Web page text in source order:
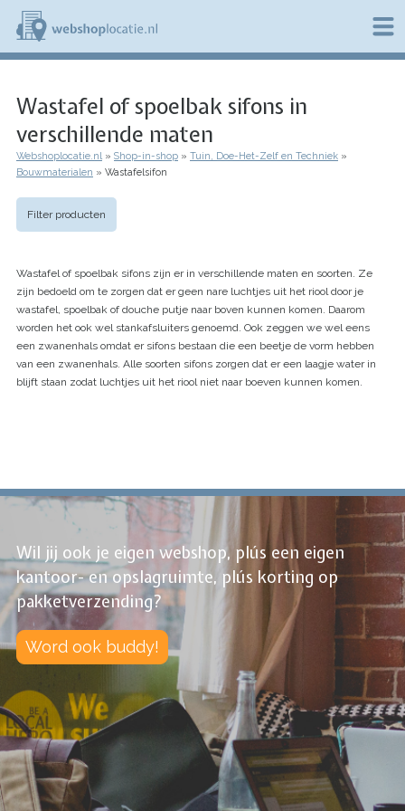
Overslaan
naar
de
b
s
h
p
l
o
a
e
.
n
l
Wastafel of spoelbak sifons in
verschillende maten
Kruimelpad
Webshoplocatie.nl Shop-in-shop
Tuin, Doe-Het-Zelf en Techniek
Bouwmaterialen
Wastafelsifon
Filter producten
Wastafel of spoelbak sifons zijn er in verschillende maten en soorten. Ze
zijn bedoeld om te zorgen dat er geen nare luchtjes uit het riool door je
wastafel, spoelbak of douche putje naar boven kunnen komen. Daarom
worden het ook wel stankafsluiters genoemd. Ook zeggen we wel eens
een zwanenhals omdat er sifons bestaan die een beetje de vorm hebben
van een zwanenhals. Alle soorten sifons zorgen dat er een laagje water in
blijft staan zodat luchtjes uit het riool niet naar boeven kunnen komen.
Wil jij ook je eigen webshop, plús een eigen
kantoor- en opslagruimte, plús korting op
pakketverzending?
Word ook buddy!